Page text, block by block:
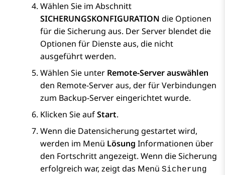
Wählen Sie im Abschnitt
SICHERUNGSKONFIGURATION die Optionen
für die Sicherung aus. Der Server blendet die
Optionen für Dienste aus, die nicht
ausgeführt werden.
Wählen Sie unter Remote-Server auswählen
den Remote-Server aus, der für Verbindungen
zum Backup-Server eingerichtet wurde.
Klicken Sie aufStart.
Wenn die Datensicherung gestartet wird,
werden im Menü Lösung Informationen über
den Fortschritt angezeigt. Wenn die Sicherung
erfolgreich war, zeigt das Menü Sicherung